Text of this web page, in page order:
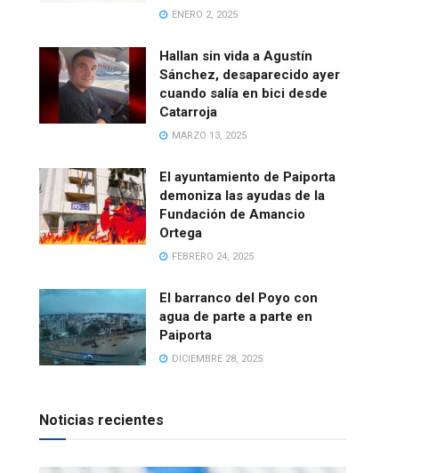
ENERO 2, 2025
Hallan sin vida a Agustín
Sánchez, desaparecido ayer
cuando salía en bici desde
Catarroja
MARZO 13, 2025
El ayuntamiento de Paiporta
demoniza las ayudas de la
Fundación de Amancio
Ortega
FEBRERO 24, 2025
El barranco del Poyo con
agua de parte a parte en
Paiporta
DICIEMBRE 28, 2025
Noticias recientes